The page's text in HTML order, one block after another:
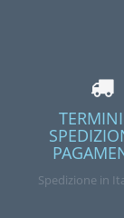
Spedizione in